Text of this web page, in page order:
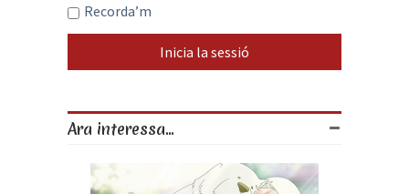
Recorda’m
Ara interessa...